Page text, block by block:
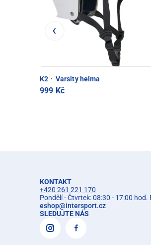
K2 · Varsity helma
999 Kč
KONTAKT
+420 261 221 170
Pondělí - Čtvrtek: 08:30 - 17:00 hod.
eshop@intersport.cz
SLEDUJTE NÁS